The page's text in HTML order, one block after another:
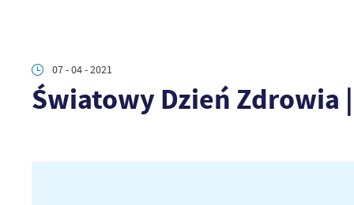
07 - 04 - 2021
Światowy Dzień Zdrowia